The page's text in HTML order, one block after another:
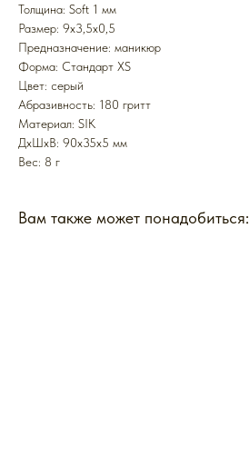
Толщина: Soft 1 мм
Размер: 9x3,5x0,5
Предназначение: маникюр
Форма: Стандарт XS
Цвет: серый
Абразивность: 180 гритт
Mатериал: SIK
ДxШxВ: 90x35x5 мм
Вес: 8 г
Вам также может понадобиться: